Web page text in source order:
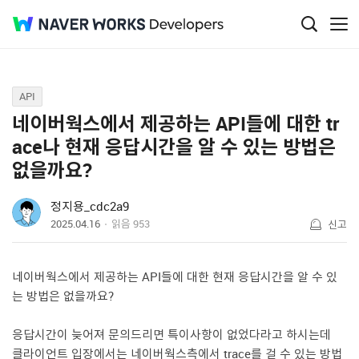
Q&A
API
네이버웍스에서 제공하는 API들에 대한 tr
ace나 현재 응답시간을 알 수 있는 방법은
없을까요?
정지용_cdc2a9
2025.04.16 읽음 953 신고
네이버웍스에서 제공하는 API들에 대한 현재 응답시간을 알 수 있
는 방법은 없을까요?
응답시간이 늦어져 문의드리면 특이사항이 없었다라고 하시는데
클라이언트 입장에서는 네이버웍스측에서 trace를 걸 수 있는 방법